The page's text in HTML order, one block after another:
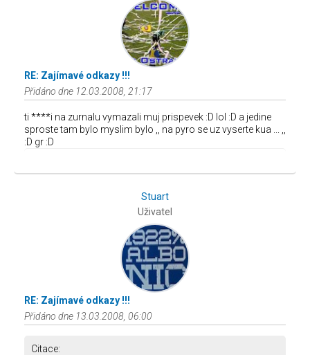
RE: Zajímavé odkazy !!!
Přidáno dne 12.03.2008, 21:17
ti ****i na zurnalu vymazali muj prispevek :D lol :D a jedine
sproste tam bylo myslim bylo ,, na pyro se uz vyserte kua ... ,,
:D gr :D
Stuart
Uživatel
RE: Zajímavé odkazy !!!
Přidáno dne 13.03.2008, 06:00
Citace: